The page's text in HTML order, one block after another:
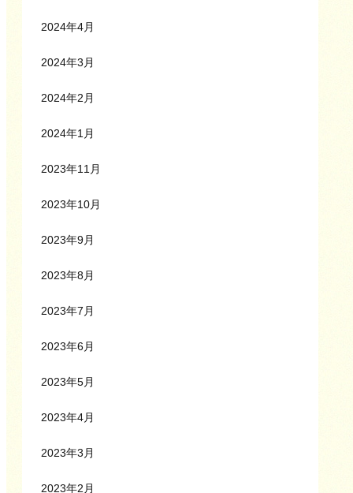
2024年4月
2024年3月
2024年2月
2024年1月
2023年11月
2023年10月
2023年9月
2023年8月
2023年7月
2023年6月
2023年5月
2023年4月
2023年3月
2023年2月